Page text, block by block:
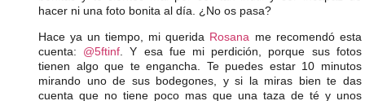
hacer ni una foto bonita al día. ¿No os pasa?
Hace ya un tiempo, mi querida Rosana me recomendó esta
cuenta: @5ftinf. Y esa fue mi perdición, porque sus fotos
tienen algo que te engancha. Te puedes estar 10 minutos
mirando uno de sus bodegones, y si la miras bien te das
cuenta que no tiene poco mas que una taza de té y unos